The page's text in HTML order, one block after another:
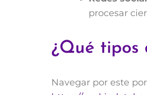
procesar
¿Qué tipos
Navegar por este